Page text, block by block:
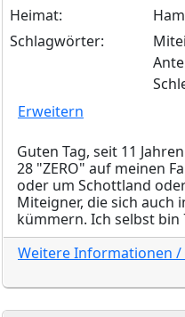
Heimat:
Schlagwörter:
Erweitern
Guten Tag, seit 11
28 "ZERO" auf meinen
oder um Schottland
Miteigner, die sich auch
kümmern. Ich selbst bin
Weitere Informationen